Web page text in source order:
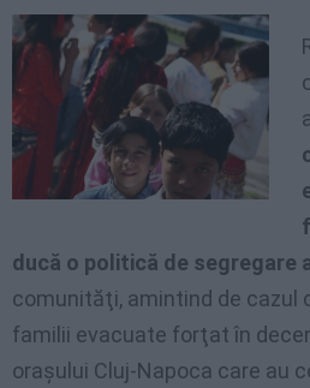
ducă o politică de segregare
comunităţi, amintind de cazul
familii evacuate forţat în
oraşului Cluj-Napoca care au